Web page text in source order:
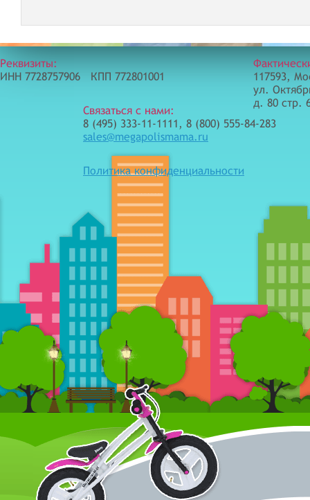
Реквизиты:
ИНН 7728757906 КПП 772801001
Связаться с нами:
8 (495) 333-11-1111, 8 (800) 555-84-283
sales@megapolismama.ru
Политика конфиденциальности
117593,
ул.
д. 80 стр.